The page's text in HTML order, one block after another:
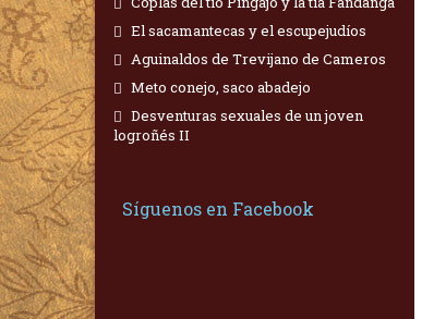
El sacamantecas y el escupejudíos
Aguinaldos de Trevijano de Cameros
Meto conejo, saco abadejo
Desventuras sexuales de un joven
logroñés II
Síguenos en Facebook